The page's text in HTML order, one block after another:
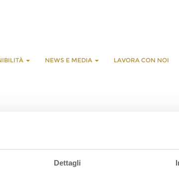
Dettagli
NEWS E MEDIA LAVORA CON NOI